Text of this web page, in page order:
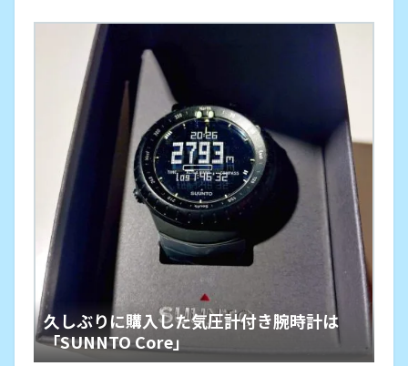
久しぶりに購入した気圧計付き腕時計は
「SUNNTO Core」